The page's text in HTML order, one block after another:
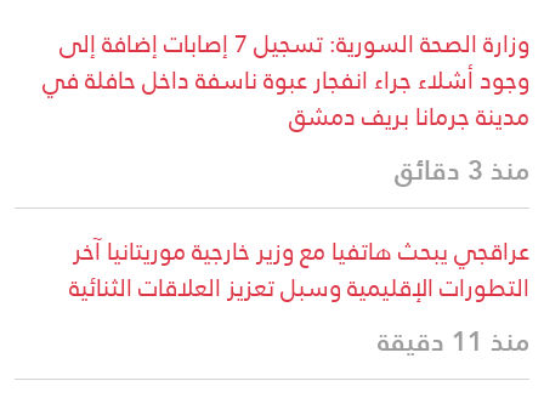
وزارة الصحة السورية: تسجيل 7 إصابات إضافة إلى
وجود أشلاء جراء انفجار عبوة ناسفة داخل حافلة في
مدينة جرمانا بريف دمشق
منذ 3 دقائق
عراقجي يبحث هاتفيا مع وزير خارجية موريتانيا آخر
التطورات الإقليمية وسبل تعزيز العلاقات الثنائية
منذ 11 دقيقة